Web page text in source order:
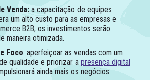
Venda:a capacitação de equipes
um alto custo para as empresas e
B2B, os investimentos serão
maneira otimizada.
Foco: aperfeiçoar as vendas com um
qualidade e priorizar a presença digital
ainda mais os negócios.